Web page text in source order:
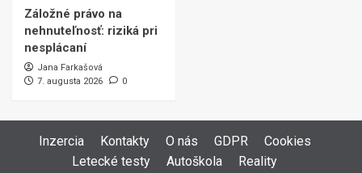
Záložné právo na
nehnuteľnosť: riziká pri
nesplácaní
Jana Farkašová
7. augusta 2026
0
Inzercia Kontakty O nás GDPR
Cookies
Letecké testy
Autoškola Reality